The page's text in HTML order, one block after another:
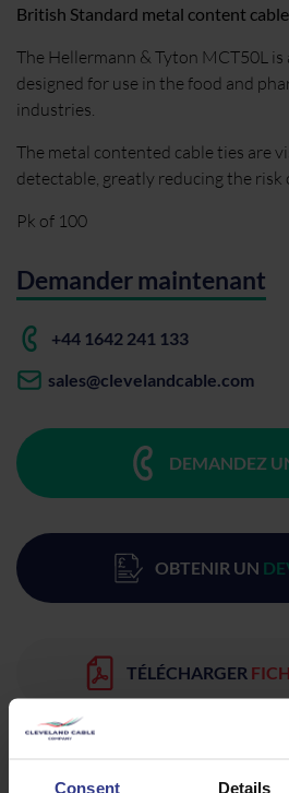
Consent Details
British Standard metal content
The Hellermann & Tyton MCT50L is
designed for use in the food and
industries.
The metal contented cable ties are
detectable, greatly reducing the risk
Pk of 100
Demander maintenant
+44 1642 241 133
sales@clevelandcable.com
DEMANDEZ
OBTENIR UN
TÉLÉCHARGER